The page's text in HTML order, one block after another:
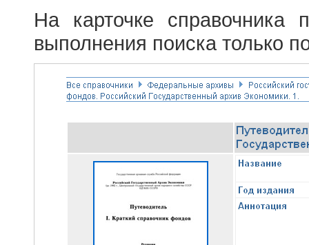
На карточке справочника
выполнения поиска только